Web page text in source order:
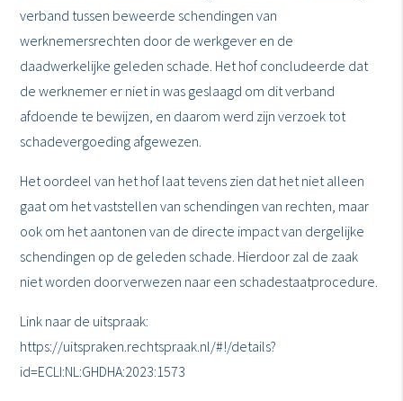
verband tussen beweerde schendingen van
werknemersrechten door de werkgever en de
daadwerkelijke geleden schade. Het hof concludeerde dat
de werknemer er niet in was geslaagd om dit verband
afdoende te bewijzen, en daarom werd zijn verzoek tot
schadevergoeding afgewezen.
Het oordeel van het hof laat tevens zien dat het niet alleen
gaat om het vaststellen van schendingen van rechten, maar
ook om het aantonen van de directe impact van dergelijke
schendingen op de geleden schade. Hierdoor zal de zaak
niet worden doorverwezen naar een schadestaatprocedure.
Link naar de uitspraak:
https://uitspraken.rechtspraak.nl/#!/details?
id=ECLI:NL:GHDHA:2023:1573